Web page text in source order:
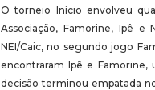
O torneio Início envolveu
Associação, Famorine, Ipê
NEI/Caic, no segundo jogo
encontraram Ipê e Famorine,
decisão terminou empatada